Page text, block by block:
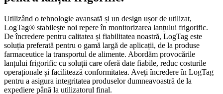
Utilizând o tehnologie avansată și un design ușor de utilizat,
LogTag® stabilește noi repere în monitorizarea lanțului frigorific.
De încredere pentru calitatea și fiabilitatea noastră, LogTag este
soluția preferată pentru o gamă largă de aplicații, de la produse
farmaceutice la transportul de alimente. Abordăm provocările
lanțului frigorific cu soluții care oferă date fiabile, reduc costurile
operaționale și facilitează conformitatea. Aveți încredere în LogTag
pentru a asigura integritatea produselor dumneavoastră de la
expediere până la utilizatorul final.